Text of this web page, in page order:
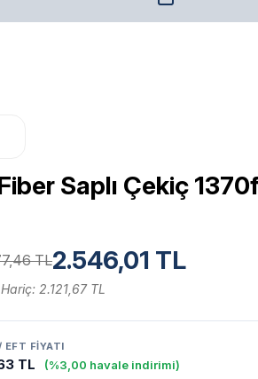
Saplı Çekiç
TL2.546,01 TL
2.121,67 TL
EFT FIYATI
TL (%3,00 havale indirimi)